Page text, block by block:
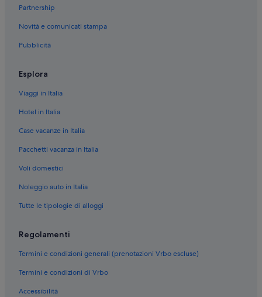
Stazione del Terminal 1 dell’Aeroporto: hotel nelle vicinanze
Partnership
Novità e comunicati stampa
Pubblicità
Esplora
Viaggi in Italia
Hotel in Italia
Case vacanze in Italia
Pacchetti vacanza in Italia
Voli domestici
Noleggio auto in Italia
Tutte le tipologie di alloggi
Regolamenti
Termini e condizioni generali (prenotazioni Vrbo escluse)
Termini e condizioni di Vrbo
Accessibilità